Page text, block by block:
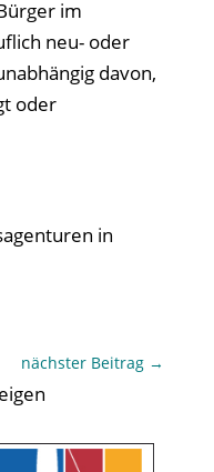
im
neu- oder
davon,
oder
in
nächster Beitrag →